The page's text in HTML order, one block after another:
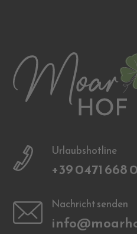
Urlaubshotline
+39 0471 668
Nachricht senden